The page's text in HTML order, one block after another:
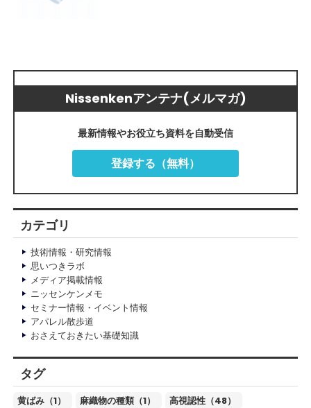
Nissenkenアンテナ(メルマガ)
最新情報やお役立ち資料を自動受信
登録する（無料）
カテゴリ
技術情報・研究情報
思いつきラボ
メディア掲載情報
ニッセンケンメモ
セミナー情報・イベント情報
アパレル散歩道
おさえておきたい基礎知識
タグ
黄ばみ（1） 麻織物の種類（1）
高視認性（48）